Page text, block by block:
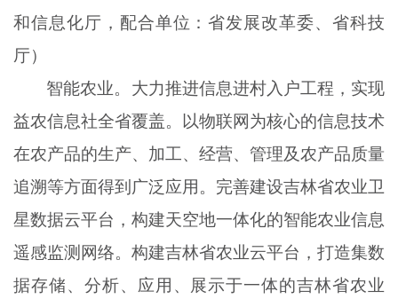
和信息化厅，配合单位：省发展改革委、省科技
厅）
智能农业。大力推进信息进村入户工程，实现
益农信息社全省覆盖。以物联网为核心的信息技术
在农产品的生产、加工、经营、管理及农产品质量
追溯等方面得到广泛应用。完善建设吉林省农业卫
星数据云平台，构建天空地一体化的智能农业信息
遥感监测网络。构建吉林省农业云平台，打造集数
据存储、分析、应用、展示于一体的吉林省农业